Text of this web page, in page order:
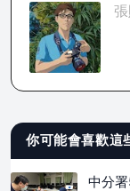
張
你可能會喜歡這
中分